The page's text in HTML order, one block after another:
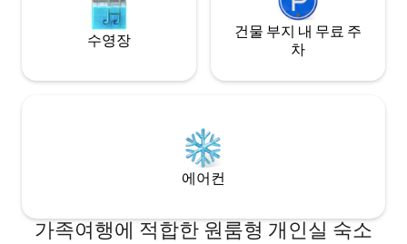
수영장
건물 부지 내 무료 주
차
에어컨
가족여행에 적합한 원룸형 개인실 숙소